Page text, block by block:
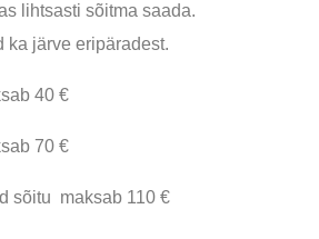
lihtsasti sõitma saada.
ka järve eripäradest.
40 €
70 €
sõitu maksab 110 €